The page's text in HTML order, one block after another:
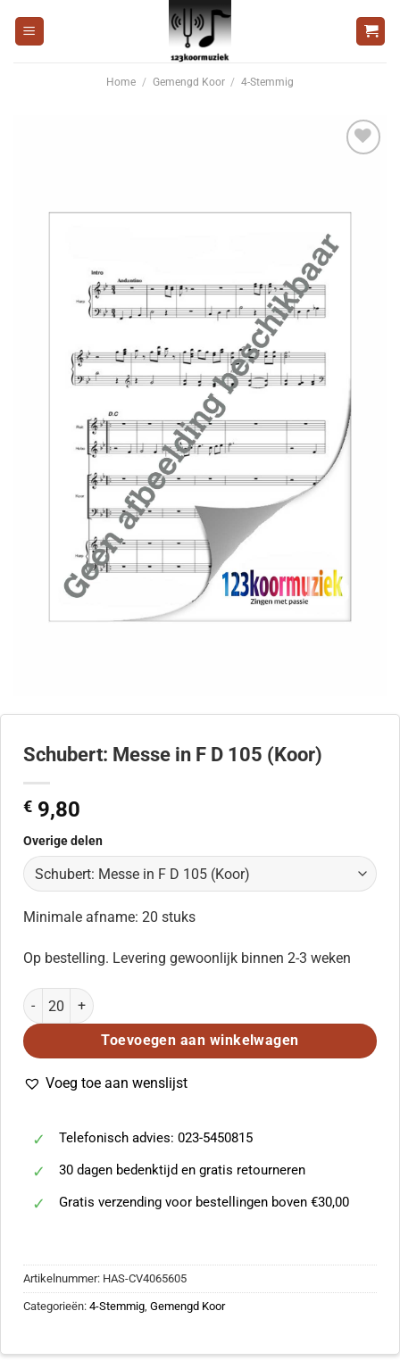
naar
Home / Gemengd Koor / 4-Stemmig
Schubert: Messe in F D 105 (Koor)
€ 9,80
Overige delen
Minimale afname: 20 stuks
Op bestelling. Levering gewoonlijk binnen 2-3 weken
Schubert: Messe in F D 105 (Koor) aantal
Toevoegen aan winkelwagen
Voeg toe aan wenslijst
Telefonisch advies: 023-5450815
30 dagen bedenktijd en gratis retourneren
Gratis verzending voor bestellingen boven €30,00
Artikelnummer: HAS-CV4065605
Categorieën: 4-Stemmig Gemengd Koor